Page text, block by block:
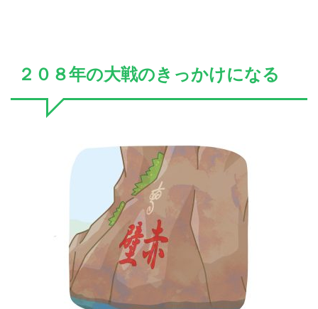
２０８年の大戦のきっかけになる